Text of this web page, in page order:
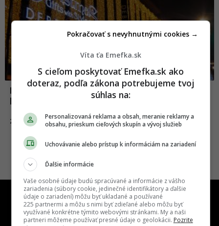
Nakupovanie vianočných darčekov v
ZÁBAVA 02.12.2017
Víta ťa Emefka.sk
S cieľom poskytovať Emefka.sk ako
doteraz, podľa zákona potrebujeme tvoj
súhlas na:
Personalizovaná reklama a obsah, meranie reklamy a
obsahu, prieskum cieľových skupín a vývoj služieb
Uchovávanie alebo prístup k informáciám na zariadení
Ďalšie informácie
Vaše osobné údaje budú spracúvané a informácie z vášho
zariadenia (súbory cookie, jedinečné identifikátory a ďalšie
údaje o zariadení) môžu byť ukladané a používané
225 partnermi a môžu s nimi byť zdieľané alebo môžu byť
využívané konkrétne týmito webovými stránkami. My a naši
partneri môžeme používať presné údaje o geolokácii. Pozrite
Pokračovať s nevyhnutnými cookies →